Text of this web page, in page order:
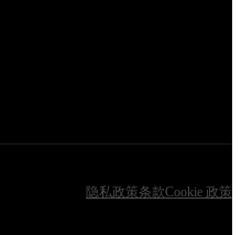
隐私政策条款Cookie 政策